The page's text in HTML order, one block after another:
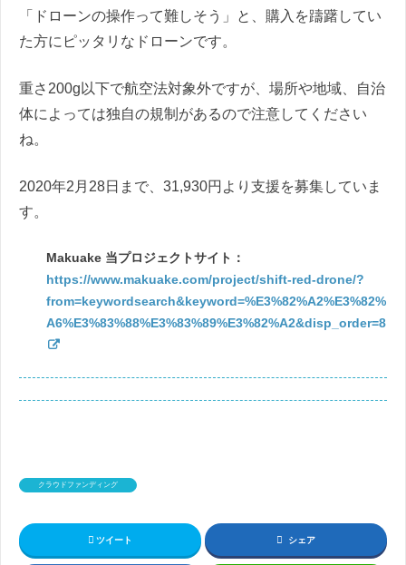
「ドローンの操作って難しそう」と、購入を躊躇してい
た方にピッタリなドローンです。
重さ200g以下で航空法対象外ですが、場所や地域、自治
体によっては独自の規制があるので注意してください
ね。
2020年2月28日まで、31,930円より支援を募集していま
す。
Makuake 当プロジェクトサイト：
https://www.makuake.com/project/shift-red-drone/?
from=keywordsearch&keyword=%E3%82%A2%E3%82%
A6%E3%83%88%E3%83%89%E3%82%A2&disp_order=8
クラウドファンディング
ツイート シェア